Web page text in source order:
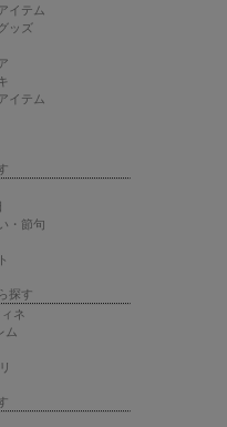
イテム
ッズ
イテム
・節句
探す
ネ
ム